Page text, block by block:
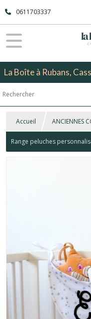
0611703337
La Boîte à Rubans,
Accueil ANCIENNES
Range peluches